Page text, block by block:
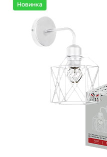
Новинка